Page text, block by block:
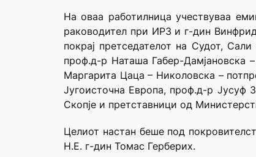
На оваа работилница учествуваа
раководител при ИРЗ и г-дин
покрај претседателот на Судот,
проф.д-р Наташа Габер-Дамјановска
Маргарита Цаца – Николовска –
Југоисточна Европа, проф.д-р Јусуф
Скопје и претставници од
Целиот настан беше под
Н.Е. г-дин Томас Герберих.